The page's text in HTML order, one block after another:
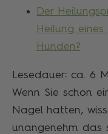
Der
Heilung
Hunden?
Lesedauer: ca. 6
Wenn Sie schon
Nagel hatten,
unangenehm das